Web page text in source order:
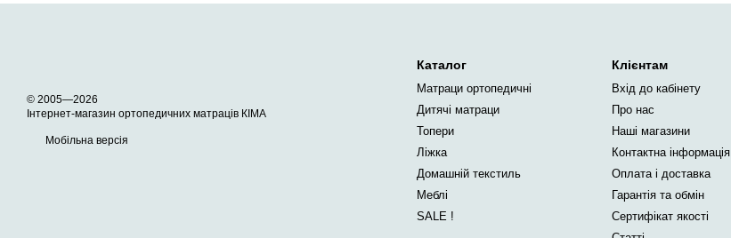
© 2005—2026
Інтернет-магазин ортопедичних матраців КІМА
Мобільна версія
Каталог
Матраци ортопедичні
Дитячі матраци
Топери
Ліжка
Домашній текстиль
Меблі
SALE !
Клієнтам
Вхід до кабінету
Про нас
Наші магазини
Контактна інформація
Оплата і доставка
Гарантія та обмін
Сертифікат якості